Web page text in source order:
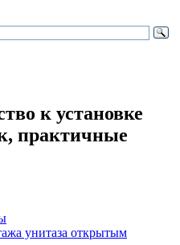
к установке
практичные
унитаза открытым